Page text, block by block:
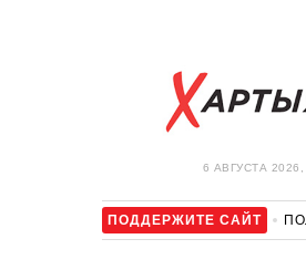
6 АВГУСТА
ПОДДЕРЖИТЕ САЙТ